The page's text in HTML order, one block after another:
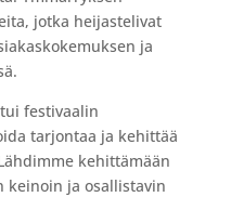
jotka heijastelivat
ja
festivaalin
tarjontaa ja kehittää
kehittämään
keinoin ja osallistavin